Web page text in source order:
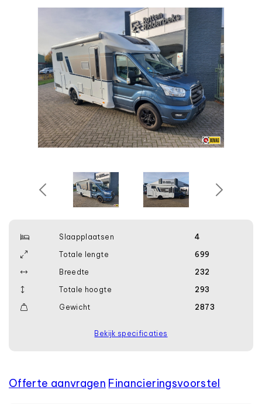
Slaapplaatsen
4
Totale lengte
699
Breedte
232
Totale hoogte
293
Gewicht
2873
Bekijk specificaties
Offerte aanvragen Financierings­voorstel